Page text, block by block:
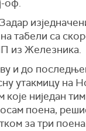
оф.
табели са
из Железника.
и до
утакмицу на
ниједан
поена,
за три